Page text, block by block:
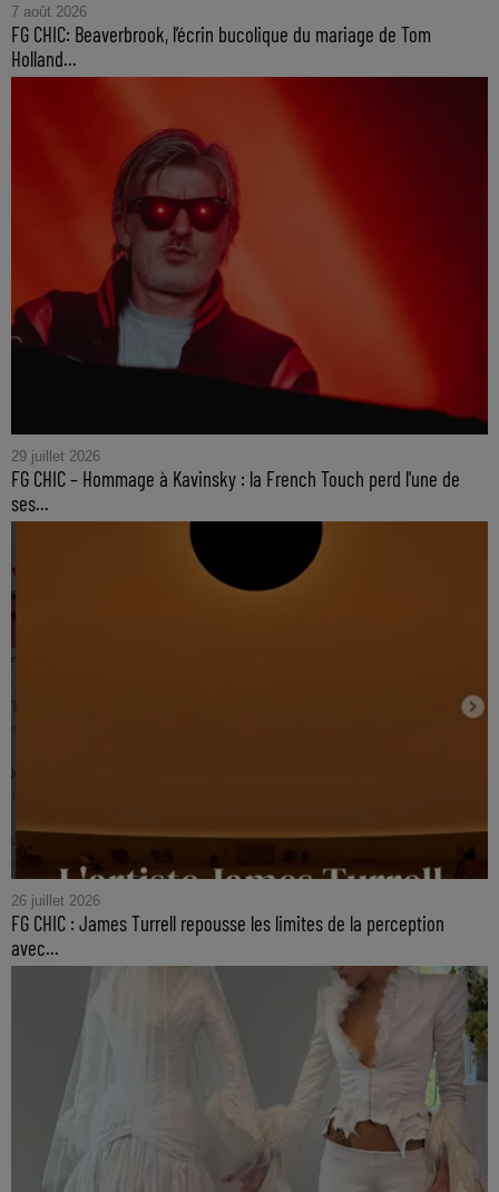
7 août 2026
FG CHIC: Beaverbrook, l’écrin bucolique du mariage de Tom
Holland...
29 juillet 2026
FG CHIC – Hommage à Kavinsky : la French Touch perd l'une de
ses...
26 juillet 2026
FG CHIC : James Turrell repousse les limites de la perception
avec...